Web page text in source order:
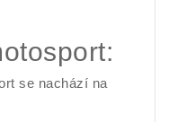
se nachází na